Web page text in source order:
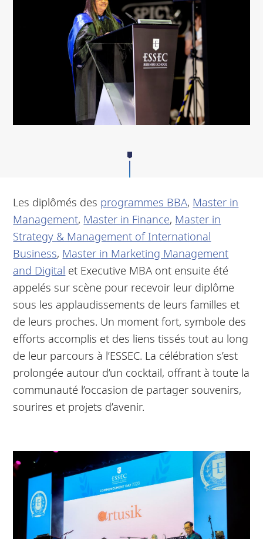
Les diplômés des programmes BBA, Master in
Management, Master in Finance, Master in
Strategy & Management of International
Business, Master in Marketing Management
and Digital et Executive MBA ont ensuite été
appelés sur scène pour recevoir leur diplôme
sous les applaudissements de leurs familles et
de leurs proches. Un moment fort, symbole des
efforts accomplis et des liens tissés tout au long
de leur parcours à l’ESSEC. La célébration s’est
prolongée autour d’un cocktail, offrant à toute la
communauté l’occasion de partager souvenirs,
sourires et projets d’avenir.